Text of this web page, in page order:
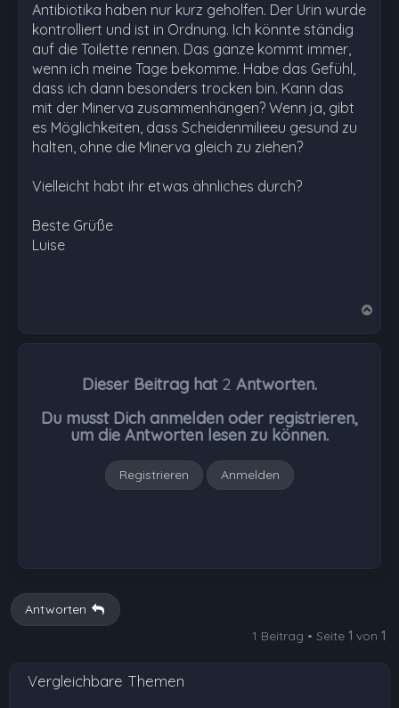
Antibiotika haben nur kurz geholfen. Der Urin wurde
kontrolliert und ist in Ordnung. Ich könnte ständig
auf die Toilette rennen. Das ganze kommt immer,
wenn ich meine Tage bekomme. Habe das Gefühl,
dass ich dann besonders trocken bin. Kann das
mit der Minerva zusammenhängen? Wenn ja, gibt
es Möglichkeiten, dass Scheidenmilieeu gesund zu
halten, ohne die Minerva gleich zu ziehen?
Vielleicht habt ihr etwas ähnliches durch?
Beste Grüße
Luise
Dieser Beitrag hat 2 Antworten.
Du musst Dich anmelden oder registrieren,
um die Antworten lesen zu können.
Registrieren Anmelden
Antworten
1 Beitrag • Seite 1 von 1
Vergleichbare Themen